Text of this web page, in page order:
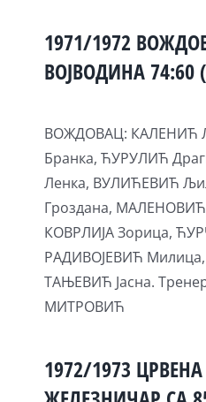
1971/1972
ВОЈВОДИНА 74:60
ВОЖДОВАЦ: КАЛЕНИЋ
Бранка, ЋУРУЛИЋ
Лeнка, ВУЛИЋЕВИЋ
Гроздана, МАЛЕНОВИЋ
КОВРЛИЈА Зорица,
РАДИВОЈЕВИЋ
ТАЊЕВИЋ Јасна.
МИТРОВИЋ
1972/1973